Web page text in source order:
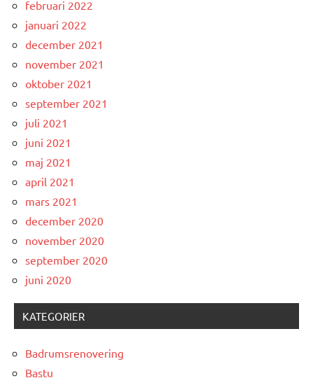
februari 2022
januari 2022
december 2021
november 2021
oktober 2021
september 2021
juli 2021
juni 2021
maj 2021
april 2021
mars 2021
december 2020
november 2020
september 2020
juni 2020
KATEGORIER
Badrumsrenovering
Bastu